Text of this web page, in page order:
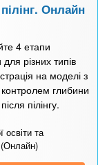
Онлайн
4 етапи
різних типів
на моделі з
глибини
пілінгу.
освіти та
(Онлайн)